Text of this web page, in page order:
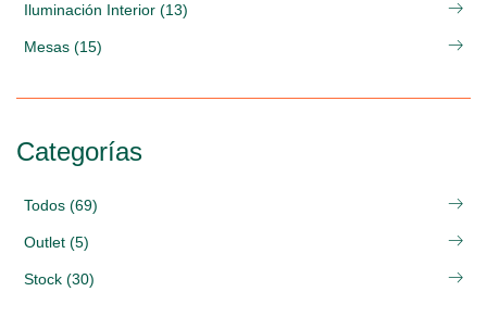
Iluminación Interior (13)
Mesas (15)
Categorías
Todos (69)
Outlet (5)
Stock (30)